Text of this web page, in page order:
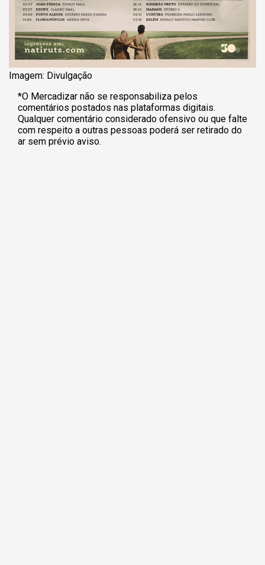
Imagem: Divulgação
*O Mercadizar não se responsabiliza pelos
comentários postados nas plataformas digitais.
Qualquer comentário considerado ofensivo ou que falte
com respeito a outras pessoas poderá ser retirado do
ar sem prévio aviso.